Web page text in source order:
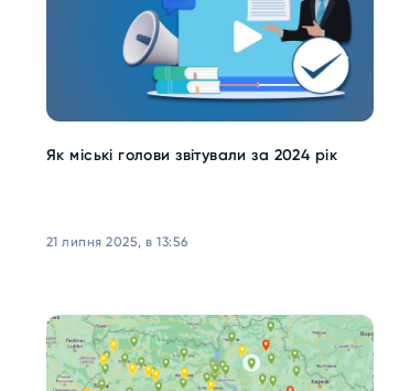
Як міські голови звітували за 2024 рік
21 липня 2025, в 13:56